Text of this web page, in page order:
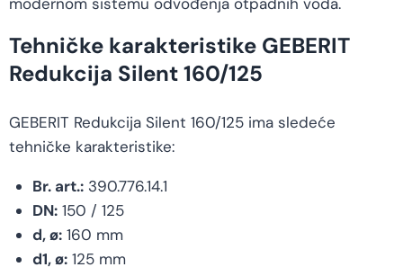
modernom sistemu odvođenja otpadnih voda.
Tehničke karakteristike GEBERIT
Redukcija Silent 160/125
GEBERIT Redukcija Silent 160/125 ima sledeće
tehničke karakteristike:
Br. art.:390.776.14.1
DN:150 / 125
d, ø:160 mm
d1, ø:125 mm